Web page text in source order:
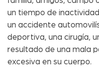
un tiempo de
un accidente
deportiva, una cirugía,
resultado de una mala
excesiva en su cuerpo.